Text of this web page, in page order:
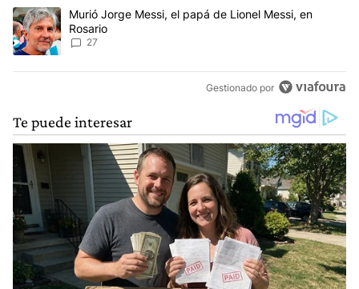
Un artículo de tendencia con el título "Murió Jorge Messi, el papá
Murió Jorge Messi, el papá de Lionel Messi, en
Rosario
27
Gestionado por